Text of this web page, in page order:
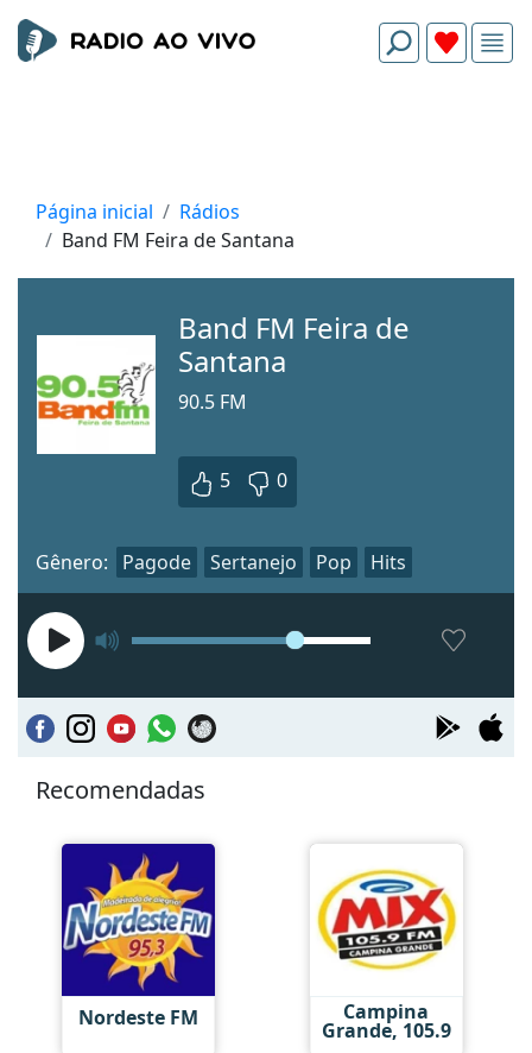
Página inicial
Rádios
Band FM Feira de Santana
Band FM Feira de
Santana
90.5 FM
5 0
Gênero: Pagode Sertanejo Pop Hits
Recomendadas
Nordeste FM Campina
Grande, 105.9